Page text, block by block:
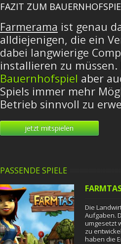
FAZIT ZUM
Farmerama ist genau
alldiejenigen, die ein
dabei langwierige
installieren zu
Bauernhofspiel aber
Spiels immer mehr
Betrieb sinnvoll zu
jetzt mitspielen
PASSENDE SPIELE
Die
Aufgaben.
umgesetzt
zu
haben die